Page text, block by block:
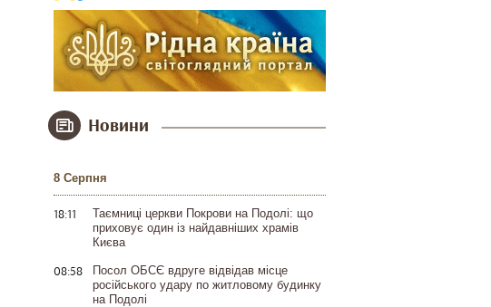
Новини
8 Серпня
18:11
Таємниці церкви Покрови на Подолі: що
приховує один із найдавніших храмів
Києва
08:58
Посол ОБСЄ вдруге відвідав місце
російського удару по житловому будинку
на Подолі